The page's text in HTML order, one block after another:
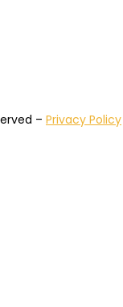
– Privacy Policy